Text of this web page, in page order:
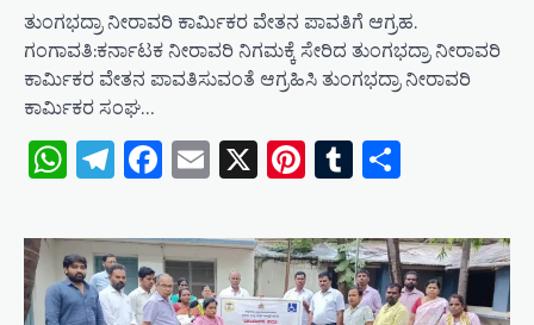
ತುಂಗಭದ್ರಾ ನೀರಾವರಿ ಕಾರ್ಮಿಕರ ವೇತನ ಪಾವತಿಗೆ ಆಗ್ರಹ.
ಗಂಗಾವತಿ:ಕರ್ನಾಟಕ ನೀರಾವರಿ ನಿಗಮಕ್ಕೆ ಸೇರಿದ ತುಂಗಭದ್ರಾ ನೀರಾವರಿ
ಕಾರ್ಮಿಕರ ವೇತನ ಪಾವತಿಸುವಂತೆ ಆಗ್ರಹಿಸಿ ತುಂಗಭದ್ರಾ ನೀರಾವರಿ
ಕಾರ್ಮಿಕರ ಸಂಘ…
WhatsApp
Telegram
Facebook
Email
X Pinterest
Tumblr